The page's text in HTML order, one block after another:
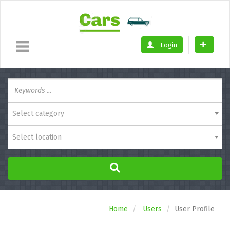
Login
Select category
Select location
Home Users User Profile